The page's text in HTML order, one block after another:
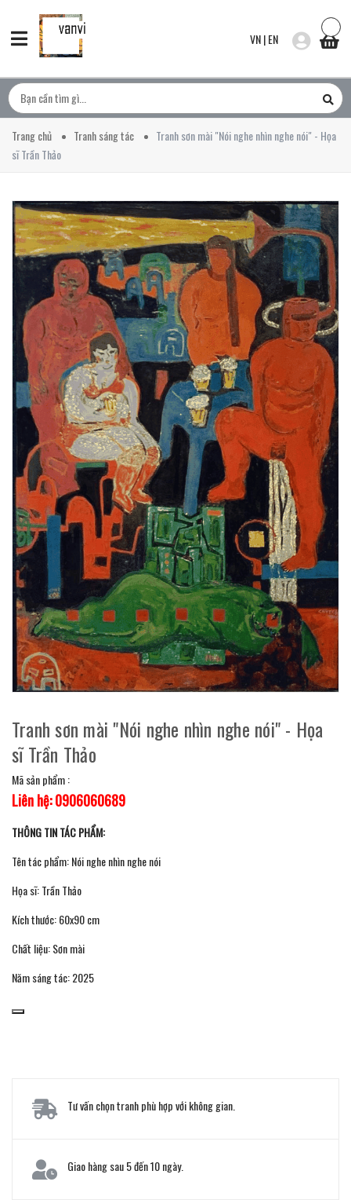
VN|EN
Trang chủ Tranh sáng tác
Tranh sơn mài "Nói nghe nhìn nghe nói" - Họa
sĩ Trần Thảo
Tranh sơn mài "Nói nghe nhìn nghe nói" - Họa
sĩ Trần Thảo
Mã sản phẩm :
Liên hệ: 0906060689
THÔNG TIN TÁC PHẨM:
Tên tác phẩm: Nói nghe nhìn nghe nói
Họa sĩ: Trần Thảo
Kích thước: 60x90 cm
Chất liệu: Sơn mài
Năm sáng tác: 2025
Tư vấn chọn tranh phù hợp với không gian.
Giao hàng sau 5 đến 10 ngày.